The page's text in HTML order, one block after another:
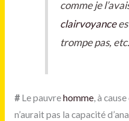
comme je
clairvoyance
trompe pas, etc.
# Le pauvrehomme, à
n’aurait pas la capacité